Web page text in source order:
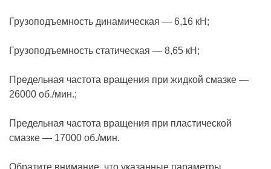
Грузоподъемность динамическая — 6,16 кН;
Грузоподъемность статическая — 8,65 кН;
Предельная частота вращения при жидкой смазке —
26000 об./мин.;
Предельная частота вращения при пластической
смазке — 17000 об./мин.
Обратите внимание, что указанные параметры